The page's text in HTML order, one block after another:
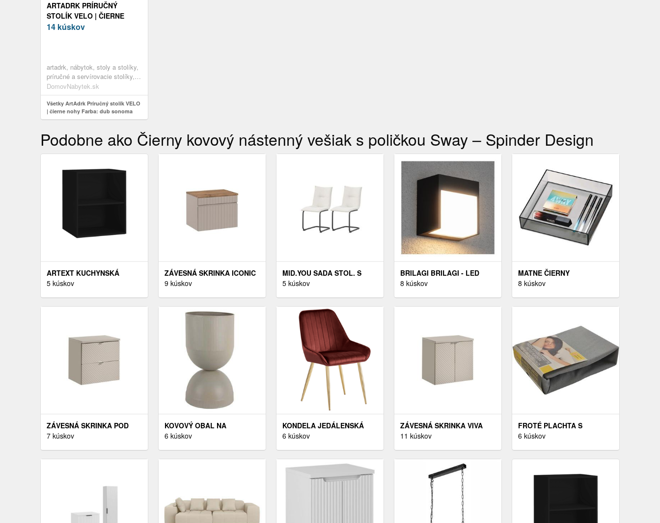
ARTADRK PRÍRUČNÝ
STOLÍK VELO | ČIERNE
NOHY FARBA: DUB
14 kúskov
artadrk, nábytok, stoly a stolíky,
príručné a servírovacie stolíky,
dub sonoma, laminát
DomovNabytek.sk
Všetky ArtAdrk Príručný stolík VELO
| čierne nohy Farba: dub sonoma
Podobne ako Čierny kovový nástenný vešiak s poličkou Sway – Spinder Design
ARTEXT KUCHYNSKÁ
SKRINKA HORNÁ TREVISO |
5 kúskov
ZÁVESNÁ SKRINKA ICONIC
S DOSKOU 60 CM
9 kúskov
MID.YOU SADA STOL. S
PRUŽ. PODNOŽÍM, TKANÁ
5 kúskov
BRILAGI BRILAGI - LED
VONKAJŠIE NÁSTENNÉ
8 kúskov
MATNE ČIERNY
KÚPEĽŇOVÝ ORGANIZÉR
8 kúskov
ZÁVESNÁ SKRINKA POD
UMÝVADLO VIVA KAŠMÍR S
7 kúskov
KOVOVÝ OBAL NA
KVETINÁČ Ø 25, 5 CM
6 kúskov
KONDELA JEDÁLENSKÁ
STOLIČKA, ČIERNA VELVET
6 kúskov
ZÁVESNÁ SKRINKA VIVA
CASHMERE S DOSKOU 60
11 kúskov
FROTÉ PLACHTA S
GUMKOU 2, 0/2, 2 KOL16
6 kúskov